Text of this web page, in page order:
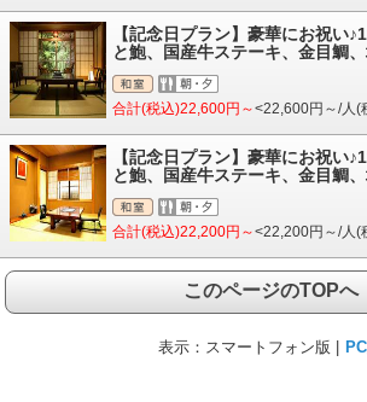
【記念日プラン】豪華にお祝い
と鮑、国産牛ステーキ、金目鯛
合計(税込)22,600円～<22,600円～/人(
【記念日プラン】豪華にお祝い
と鮑、国産牛ステーキ、金目鯛
合計(税込)22,200円～<22,200円～/人(
このページのTOPへ
表示： スマートフォン版 |